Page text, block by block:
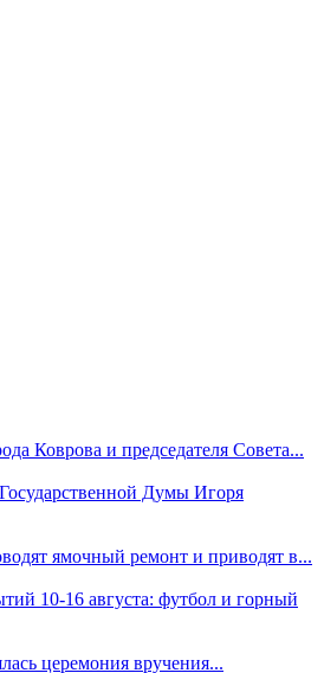
Коврова и председателя Совета...
Думы Игоря
ямочный ремонт и приводят в...
10-16 августа: футбол и горный
церемония вручения...